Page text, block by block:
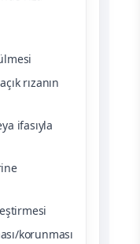
rızanın
ifasıyla
korunması